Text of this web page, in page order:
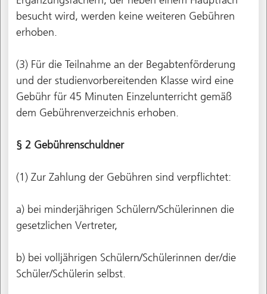
besucht wird, werden keine weiteren Gebühren
erhoben.
(3) Für die Teilnahme an der Begabtenförderung
und der studienvorbereitenden Klasse wird eine
Gebühr für 45 Minuten Einzelunterricht gemäß
dem Gebührenverzeichnis erhoben.
§ 2 Gebührenschuldner
(1) Zur Zahlung der Gebühren sind verpflichtet:
a) bei minderjährigen Schülern/Schülerinnen die
gesetzlichen Vertreter,
b) bei volljährigen Schülern/Schülerinnen der/die
Schüler/Schülerin selbst.